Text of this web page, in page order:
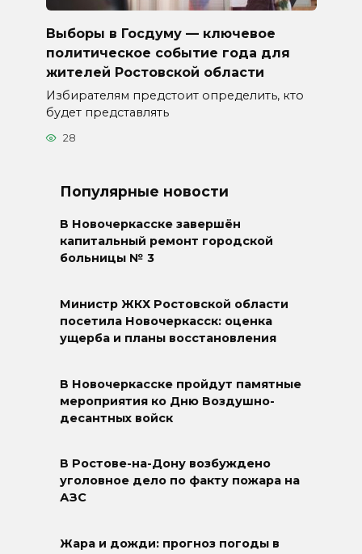
Выборы в Госдуму — ключевое
политическое событие года для
жителей Ростовской области
Избирателям предстоит определить, кто
будет представлять
28
Популярные новости
В Новочеркасске завершён
капитальный ремонт городской
больницы № 3
Министр ЖКХ Ростовской области
посетила Новочеркасск: оценка
ущерба и планы восстановления
В Новочеркасске пройдут памятные
мероприятия ко Дню Воздушно-
десантных войск
В Ростове-на-Дону возбуждено
уголовное дело по факту пожара на
АЗС
Жара и дожди: прогноз погоды в